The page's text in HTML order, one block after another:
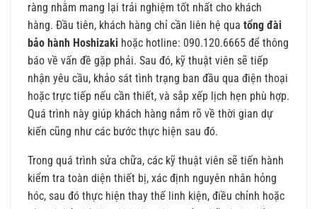
ràng nhằm mang lại trải nghiệm tốt nhất cho khách
hàng. Đầu tiên, khách hàng chỉ cần liên hệ qua tổng đài
bảo hành Hoshizaki hoặc hotline: 090.120.6665 để thông
báo về vấn đề gặp phải. Sau đó, kỹ thuật viên sẽ tiếp
nhận yêu cầu, khảo sát tình trạng ban đầu qua điện thoại
hoặc trực tiếp nếu cần thiết, và sắp xếp lịch hẹn phù hợp.
Quá trình này giúp khách hàng nắm rõ về thời gian dự
kiến cũng như các bước thực hiện sau đó.
Trong quá trình sửa chữa, các kỹ thuật viên sẽ tiến hành
kiểm tra toàn diện thiết bị, xác định nguyên nhân hỏng
hóc, sau đó thực hiện thay thế linh kiện, điều chỉnh hoặc